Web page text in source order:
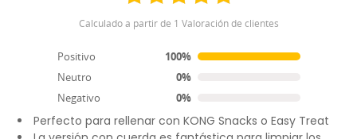
Calculado a partir de 1 Valoración de clientes
Positivo
100%
Neutro
0%
Negativo
0%
El KONG Goodie Bone es la respuesta para perros que adoran
la forma clásica de los huesos, pero necesitan un juguete de
tienen nuestros Goodie Grippers™ patentados para rellenar
con KONG Snacks o con Easy Treat.
Hecho de nuestra goma duradera KONG Classic
Perfecto para rellenar con KONG Snacks o Easy Treat